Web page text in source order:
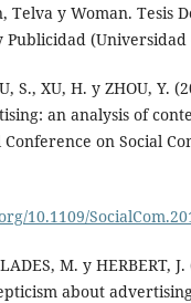
Telva y Woman. Tesis
Publicidad (Universidad
S., XU, H. y ZHOU, Y.
an analysis of
on Social
10.1109/
M. y HERBERT,
about